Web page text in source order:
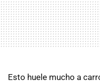
Esto huele mucho a